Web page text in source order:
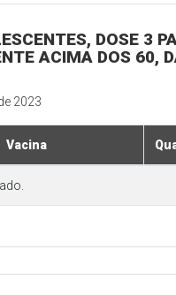
DOSE 3
ACIMA DOS 60,
2023
Vacina